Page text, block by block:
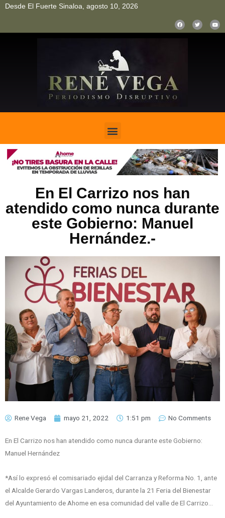
Desde El Fuerte Sinaloa, agosto 10, 2026
En El Carrizo nos han
atendido como nunca durante
este Gobierno: Manuel
Hernández.-
Rene Vega mayo 21, 2022 1:51 pm No Comments
En El Carrizo nos han atendido como nunca durante este Gobierno:
Manuel Hernández
*Así lo expresó el comisariado ejidal del Carranza y Reforma No. 1, ante
el Alcalde Gerardo Vargas Landeros, durante la 21 Feria del Bienestar
del Ayuntamiento de Ahome en esa comunidad del valle de El Carrizo…